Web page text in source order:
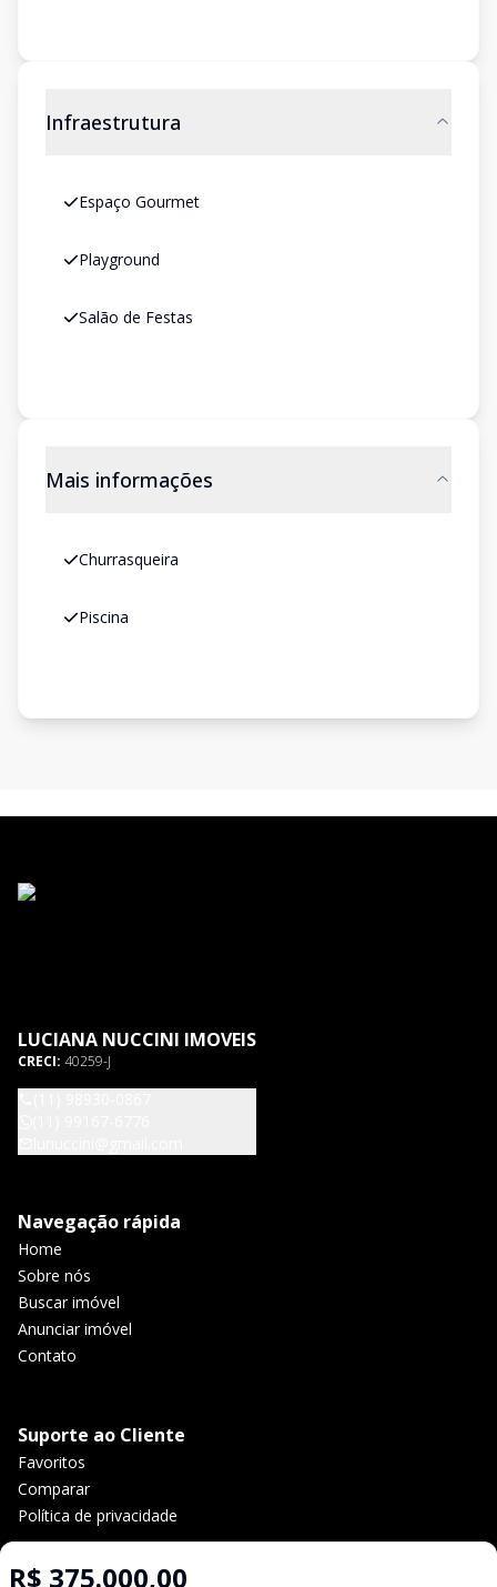
Infraestrutura
Espaço Gourmet
Playground
Salão de Festas
Mais informações
Churrasqueira
Piscina
R$ 375.000,00
LUCIANA NUCCINI IMOVEIS
CRECI: 40259-J
Navegação rápida
Home
Sobre nós
Buscar imóvel
Anunciar imóvel
Contato
Suporte ao Cliente
Favoritos
Comparar
Política de privacidade